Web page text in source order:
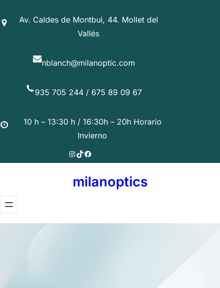
al
Av. Caldes de Montbui, 44. Mollet del
Vallés
nblanch@milanoptic.com
935 705 244 / 675 89 09 67
10 h – 13:30 h / 16:30h – 20h Horario
Invierno
Instagram
TikTok
Facebook
milanoptics